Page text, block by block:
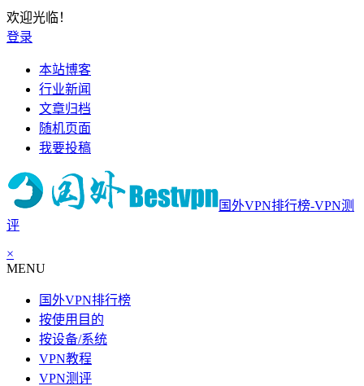
欢迎光临！
登录
本站博客
行业新闻
文章归档
随机页面
我要投稿
国外VPN排行榜-VPN测
评
×
MENU
国外VPN排行榜
按使用目的
按设备/系统
VPN教程
VPN测评